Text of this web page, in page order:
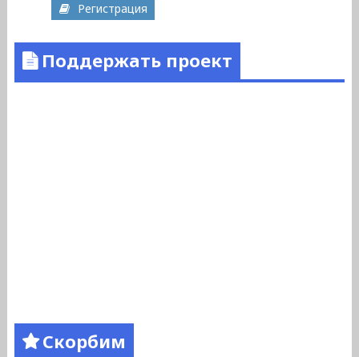
Регистрация
Поддержать проект
Скорбим